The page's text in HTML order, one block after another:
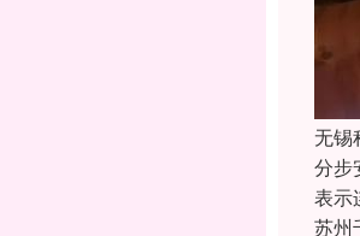
无锡
分步
表示
苏州